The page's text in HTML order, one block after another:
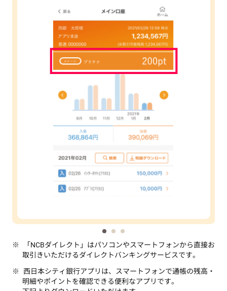
「NCBダイレクト」はパソコンやスマートフォンから直接お
取引きいただけるダイレクトバンキングサービスです。
西日本シティ銀行アプリは、スマートフォンで通帳の残高・
明細やポイントを確認できる便利なアプリです。